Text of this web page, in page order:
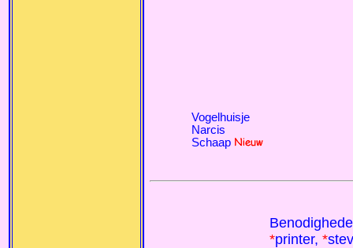
Vogelhuisje
Narcis
Schaap
*printer, *